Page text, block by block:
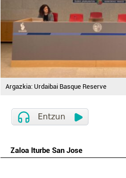
Argazkia: Urdaibai Basque Reserve
Zaloa Iturbe San Jose